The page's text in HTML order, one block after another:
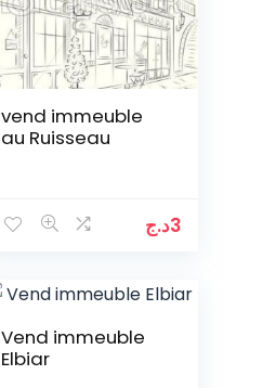
vend immeuble
au Ruisseau
3د.ج
Vend immeuble
Elbiar